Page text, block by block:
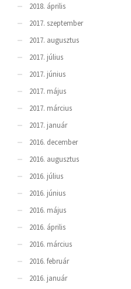
2018. április
2017. szeptember
2017. augusztus
2017. július
2017. június
2017. május
2017. március
2017. január
2016. december
2016. augusztus
2016. július
2016. június
2016. május
2016. április
2016. március
2016. február
2016. január